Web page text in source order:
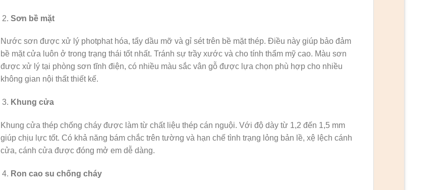
Sơn bề mặt
Nước sơn được xử lý photphat hóa, tẩy dầu mỡ và gỉ sét trên bề mặt thép. Điều này giúp bảo đảm
bề mặt cửa luôn ở trong trạng thái tốt nhất. Tránh sự trầy xước và cho tính thẩm mỹ cao. Màu sơn
được xử lý tại phòng sơn tĩnh điện, có nhiều màu sắc vân gỗ được lựa chọn phù hợp cho nhiều
không gian nội thất thiết kế.
Khung cửa
Khung cửa thép chống cháy được làm từ chất liệu thép cán nguội. Với độ dày từ 1,2 đến 1,5 mm
giúp chịu lực tốt. Có khả năng bám chắc trên tường và hạn chế tình trạng lỏng bản lề, xệ lệch cánh
cửa, cánh cửa được đóng mở em dễ dàng.
Ron cao su chống cháy